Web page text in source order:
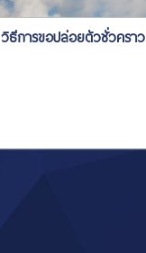
วิธีการขอปล่อยตัวชั่วคราว